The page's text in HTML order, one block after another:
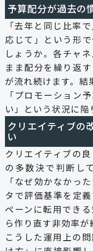
予算配分が過去の
「去年と同じ比率
応じて」という形
しょうか。各チャ
まま配分を繰り返
が流れ続けます。結
「プロモーション
い」という状況に陥
クリエイティブの
い
クリエイティブの
の多数決で判断し
「なぜ効かなかっ
タで評価基準を定
ペーンに転用でき
ら作り直す非効率が
こうした運用上の